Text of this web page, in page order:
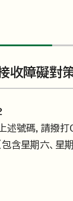
收障礙對
述號碼，請撥
含星期六、星